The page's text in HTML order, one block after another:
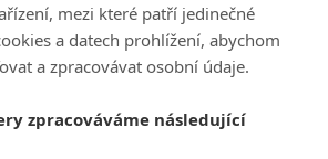
mezi které patří jedinečné
a datech prohlížení, abychom
a zpracovávat osobní údaje.
zpracováváme následující